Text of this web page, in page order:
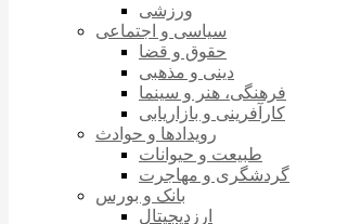
ورزشی
سیاسی و اجتماعی
حقوق و قضا
دینی و مذهبی
فرهنگی، هنر و سینما
کارآفرینی و بازاریابی
رویدادها و حوادث
طبیعت و حیوانات
گردشگری و مهاجرت
بانک و بورس
ارزدیجیتال